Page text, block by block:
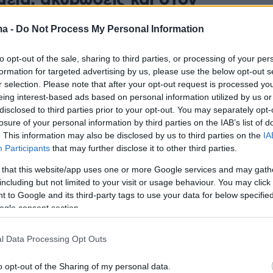
- Do Not Process My Personal Information
opt-out of the sale, sharing to third parties, or processing of your
for targeted advertising by us, please use the below opt-out
selection. Please note that after your opt-out request is processed
interest-based ads based on personal information utilized by us
to third parties prior to your opt-out. You may separately
of your personal information by third parties on the IAB’s list of
This information may also be disclosed by us to third parties on the
Participants that may further disclose it to other third parties.
that this website/app uses one or more Google services and may
but not limited to your visit or usage behaviour. You may
to Google and its third-party tags to use your data for below
consent section.
Data Processing Opt Outs
opt-out of the Sharing of my personal data.
εκτός Λέσβου ώριμα τυροκομικά προϊόντα
αύριο σε σύσκεψη υπό τον υπουργό Αγροτικής
εκπρόσωποι των φορέων του νησιού
σύσκεψη την Παρασκευή στο
κτηνοτρόφους και
της Λέσβου για τον
πυρετό
για τις επιπτώσεις στην οικονομία του
αφθώδους πυρετού